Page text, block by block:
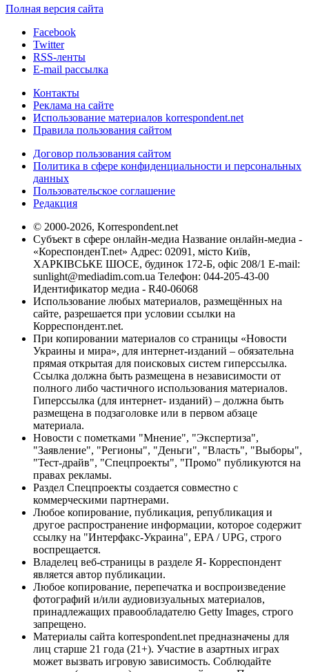
Полная версия сайта
Facebook
Twitter
RSS-ленты
E-mail рассылка
Контакты
Реклама на сайте
Использование материалов korrespondent.net
Правила пользования сайтом
Договор пользования сайтом
Политика в сфере конфиденциальности и персональных
данных
Пользовательское соглашение
Редакция
© 2000-2026, Korrespondent.net
Субъект в сфере онлайн-медиа Название онлайн-медиа -
«КореспонденТ.net» Адрес: 02091, місто Київ,
ХАРКІВСЬКЕ ШОСЕ, будинок 172-Б, офіс 208/1 E-mail:
sunlight@mediadim.com.ua Телефон: 044-205-43-00
Идентификатор медиа - R40-06068
Использование любых материалов, размещённых на
сайте, разрешается при условии ссылки на
Корреспондент.net.
При копировании материалов со страницы «Новости
Украины и мира», для интернет-изданий – обязательна
прямая открытая для поисковых систем гиперссылка.
Ссылка должна быть размещена в независимости от
полного либо частичного использования материалов.
Гиперссылка (для интернет- изданий) – должна быть
размещена в подзаголовке или в первом абзаце
материала.
Новости с пометками "Мнение", "Экспертиза",
"Заявление", "Регионы", "Деньги", "Власть", "Выборы",
"Тест-драйв", "Спецпроекты", "Промо" публикуются на
правах рекламы.
Раздел Спецпроекты создается совместно с
коммерческими партнерами.
Любое копирование, публикация, републикация и
другое распространение информации, которое содержит
ссылку на "Интерфакс-Украина", EPA / UPG, строго
воспрещается.
Владелец веб-страницы в разделе Я- Корреспондент
является автор публикации.
Любое копирование, перепечатка и воспроизведение
фотографий и/или аудиовизуальных материалов,
принадлежащих правообладателю Getty Images, строго
запрещено.
Материалы сайта korrespondent.net предназначены для
лиц старше 21 года (21+). Участие в азартных играх
может вызвать игровую зависимость. Соблюдайте